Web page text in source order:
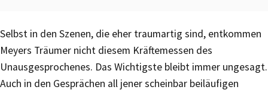
Selbst in den Szenen, die eher traumartig sind, entkommen
Meyers Träumer nicht diesem Kräftemessen des
Unausgesprochenes. Das Wichtigste bleibt immer ungesagt.
Auch in den Gesprächen all jener scheinbar beiläufigen